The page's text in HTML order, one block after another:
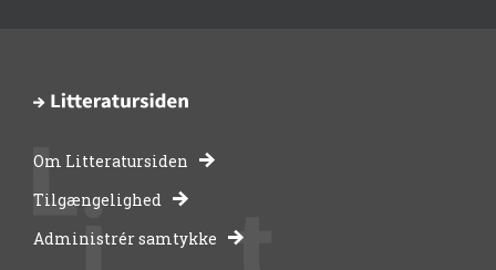
-
bibliotekernes
Om Litteratursiden
Tilgængelighed
Administrér samtykke